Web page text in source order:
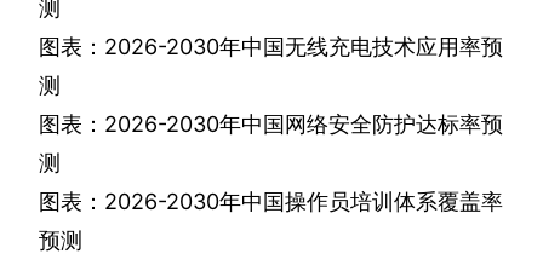
测
图表： 2026-2030年中国无线充电技术应用率预
测
图表： 2026-2030年中国网络安全防护达标率预
测
图表： 2026-2030年中国操作员培训体系覆盖率
预测